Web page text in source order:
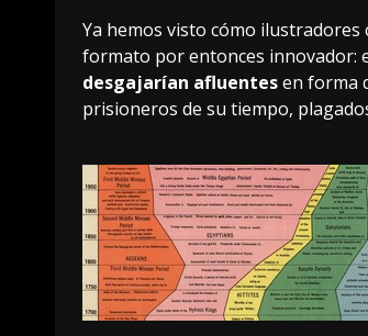
Ya hemos visto cómo ilustradores
formato por entonces innovador:
desgajarían afluentesen forma
prisioneros de su tiempo,